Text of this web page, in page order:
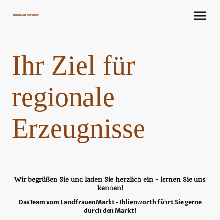
LandrauenMarkt Ihlienworth
Ihr Ziel für
regionale
Erzeugnisse
Wir begrüßen Sie und laden Sie herzlich ein - lernen Sie uns
kennen!
DasTeam vom LandfrauenMarkt - Ihlienworth führt Sie gerne
durch den Markt!